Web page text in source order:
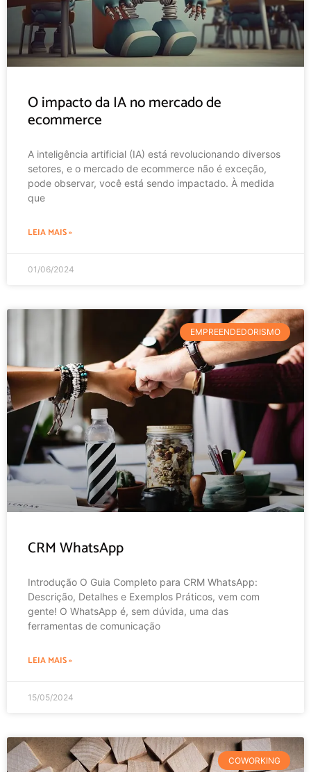
O impacto da IA no mercado de
ecommerce
A inteligência artificial (IA) está revolucionando diversos
setores, e o mercado de ecommerce não é exceção,
pode observar, você está sendo impactado. À medida
que
LEIA MAIS »
01/06/2024
EMPREENDEDORISMO
CRM WhatsApp
Introdução O Guia Completo para CRM WhatsApp:
Descrição, Detalhes e Exemplos Práticos, vem com
gente! O WhatsApp é, sem dúvida, uma das
ferramentas de comunicação
LEIA MAIS »
15/05/2024
COWORKING